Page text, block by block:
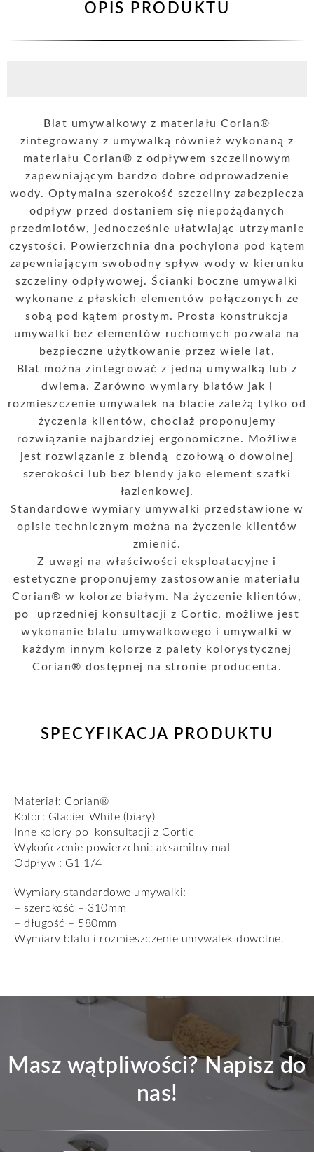
OPIS PRODUKTU
Blat umywalkowy z materiału Corian®
zintegrowany z umywalką również wykonaną z
materiału Corian® z odpływem szczelinowym
zapewniającym bardzo dobre odprowadzenie
wody. Optymalna szerokość szczeliny zabezpiecza
odpływ przed dostaniem się niepożądanych
przedmiotów, jednocześnie ułatwiając utrzymanie
czystości. Powierzchnia dna pochylona pod kątem
zapewniającym swobodny spływ wody w kierunku
szczeliny odpływowej. Ścianki boczne umywalki
wykonane z płaskich elementów połączonych ze
sobą pod kątem prostym. Prosta konstrukcja
umywalki bez elementów ruchomych pozwala na
bezpieczne użytkowanie przez wiele lat.
Blat można zintegrować z jedną umywalką lub z
dwiema. Zarówno wymiary blatów jak i
rozmieszczenie umywalek na blacie zależą tylko od
życzenia klientów, chociaż proponujemy
rozwiązanie najbardziej ergonomiczne. Możliwe
jest rozwiązanie z blendą czołową o dowolnej
szerokości lub bez blendy jako element szafki
łazienkowej.
Standardowe wymiary umywalki przedstawione w
opisie technicznym można na życzenie klientów
zmienić.
Z uwagi na właściwości eksploatacyjne i
estetyczne proponujemy zastosowanie materiału
Corian® w kolorze białym. Na życzenie klientów,
po uprzedniej konsultacji z Cortic, możliwe jest
wykonanie blatu umywalkowego i umywalki w
każdym innym kolorze z palety kolorystycznej
Corian® dostępnej na stronie producenta.
SPECYFIKACJA PRODUKTU
Materiał: Corian®
Kolor: Glacier White (biały)
Inne kolory po konsultacji z Cortic
Wykończenie powierzchni: aksamitny mat
Odpływ : G1 1/4
Wymiary standardowe umywalki:
– szerokość – 310mm
– długość – 580mm
Wymiary blatu i rozmieszczenie umywalek dowolne.
Masz wątpliwości? Napisz do
nas!